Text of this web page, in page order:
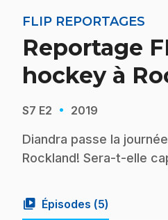
FLIP REPORTAGES
Reportage
hockey à
S7 E2 · 2019
Diandra passe la
Rockland! Sera-t-elle
video_library Épisodes (5)